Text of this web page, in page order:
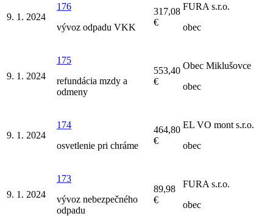
9. 1. 2024
176
vývoz odpadu VKK
317,08
€
FURA s.r.o.
obec
9. 1. 2024
175
refundácia mzdy a
odmeny
553,40
€
Obec Miklušovce
obec
9. 1. 2024
174
osvetlenie pri chráme
464,80
€
EL VO mont s.r.o.
obec
9. 1. 2024
173
vývoz nebezpečného
odpadu
89,98
€
FURA s.r.o.
obec